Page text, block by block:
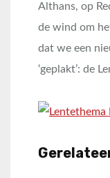
Althans, op
de wind om
dat we een
‘geplakt’: de